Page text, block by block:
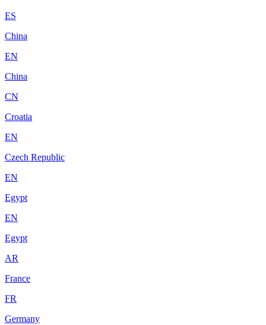
ES
China
EN
China
CN
Croatia
EN
Czech Republic
EN
Egypt
EN
Egypt
AR
France
FR
Germany